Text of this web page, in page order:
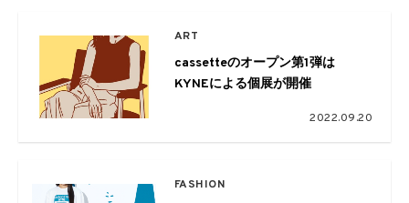
ART
cassetteのオープン第1弾は
KYNEによる個展が開催
2022.09.20
FASHION